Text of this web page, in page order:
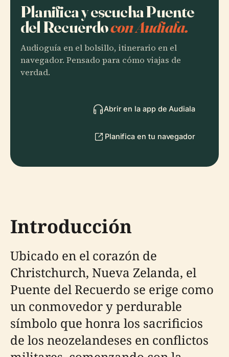
Planifica y escucha Puente
del Recuerdocon Audiala.
Audioguía en el bolsillo, itinerario en el
navegador. Pensado para cómo viajas de
verdad.
Abrir en la app de Audiala
Planifica en tu navegador
Introducción
Ubicado en el corazón de
Christchurch, Nueva Zelanda, el
Puente del Recuerdo se erige como
un conmovedor y perdurable
símbolo que honra los sacrificios
de los neozelandeses en conflictos